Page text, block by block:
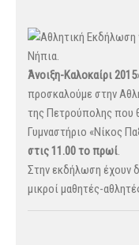
Άνοιξη-Καλοκαίρι 2015
προσκαλούμε στην
της Πετρούπολης που
Γυμναστήριο «Νίκος
στις 11.00 το πρωί.
Στην εκδήλωση έχουν
μικροί μαθητές-